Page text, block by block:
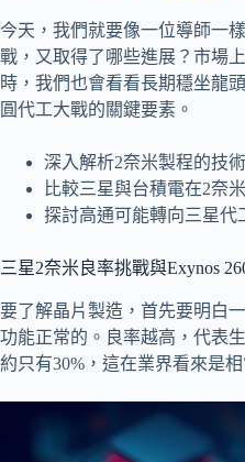
今天，我們就要像一位導師一
戰，又取得了哪些進展？市場
時，我們也會看看長期穩坐龍
圓代工大戰的關鍵要素。
深入解析2奈米製程的技
比較三星與台積電在2奈
探討高通可能轉向三星代
三星2奈米良率挑戰與Exynos
要了解晶片製造，首先要明白
功能正常的。良率越高，代表
約只有30%，這在業界看來是